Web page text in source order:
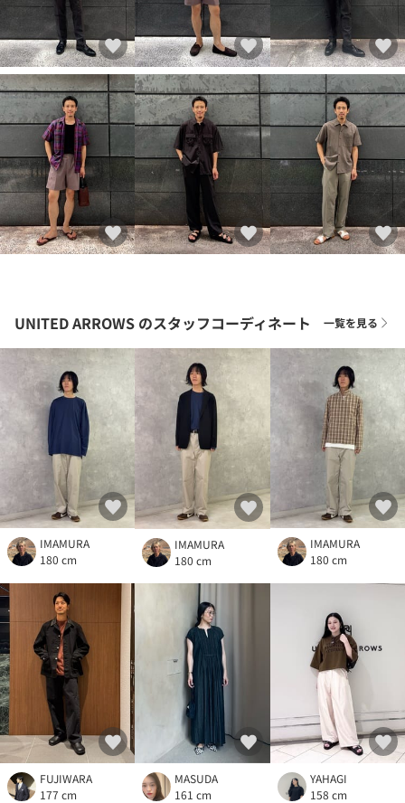
UNITED ARROWS のスタッフコーディネート 一覧を見る
IMAMURA
180 cm
IMAMURA
180 cm
IMAMURA
180 cm
FUJIWARA
177 cm
MASUDA
161 cm
YAHAGI
158 cm